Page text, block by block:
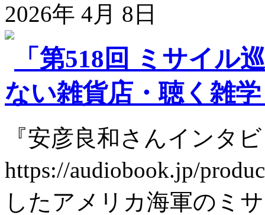
2026年 4月 8日
「第518回 ミサイル
ない雑貨店・聴く雑学
『安彦良和さんインタ
https://audiobook.jp/
したアメリカ海軍のミ